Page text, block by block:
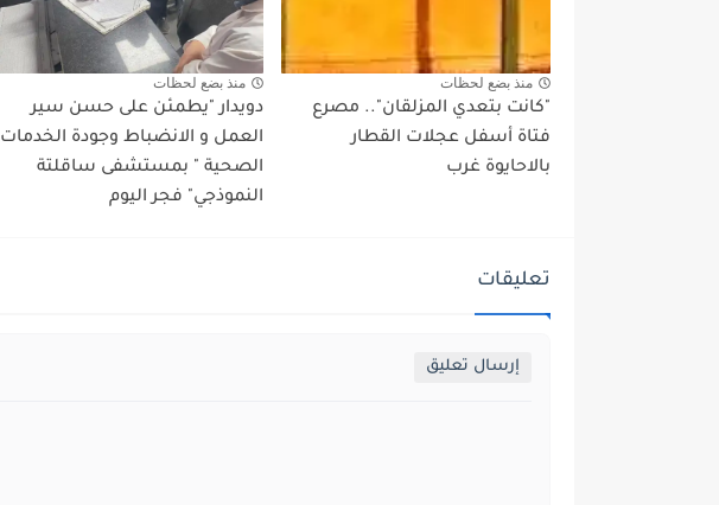
منذ بضع لحظات
"كانت بتعدي المزلقان".. مصرع
فتاة أسفل عجلات القطار
بالاحايوة غرب
منذ بضع لحظات
دويدار "يطمئن على حسن سير
العمل و الانضباط وجودة الخدمات
الصحية " بمستشفى ساقلتة
النموذجي" فجر اليوم
تعليقات
إرسال تعليق